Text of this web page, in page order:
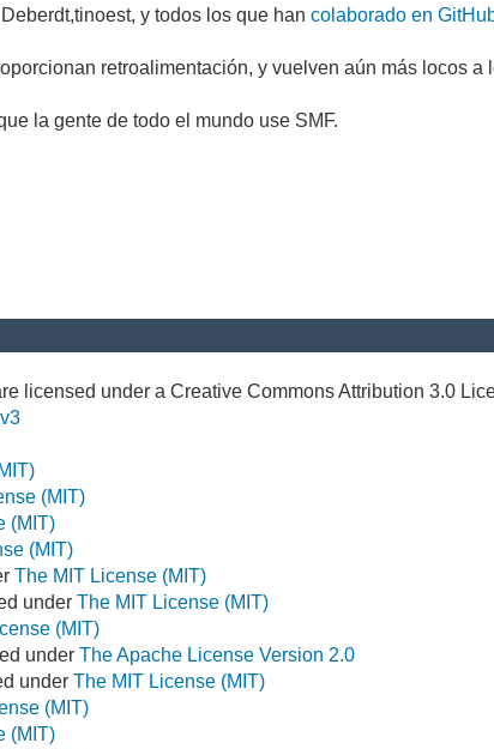
y todos los que hancolaborado en
retroalimentación, y vuelven aún más locos a
la gente de todo el mundo use SMF.
licensed under a Creative Commons Attribution 3.0
(MIT)
(MIT)
(MIT)
The MIT License (MIT)
underThe MIT License (MIT)
(MIT)
underThe Apache License Version 2.0
underThe MIT License (MIT)
(MIT)
(MIT)